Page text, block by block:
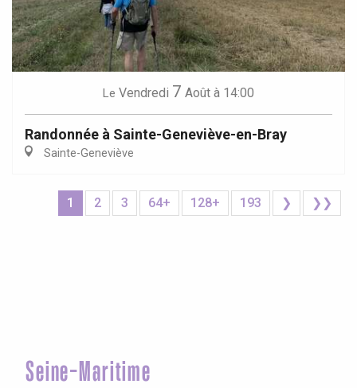
Le Vendredi 7 Août à 14:00
Randonnée à Sainte-Geneviève-en-Bray
Sainte-Geneviève
1 2 3 64+ 128+ 193 ❯ ❯❯
Seine-Maritime